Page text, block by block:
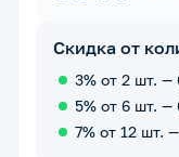
Скидка от
3% от 2 шт.
5% от 6 шт. —
7% от 12 шт.